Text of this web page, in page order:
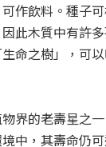
作飲料。種子
此木質中有許
命之樹」，可
界的老壽星之
中，其壽命仍